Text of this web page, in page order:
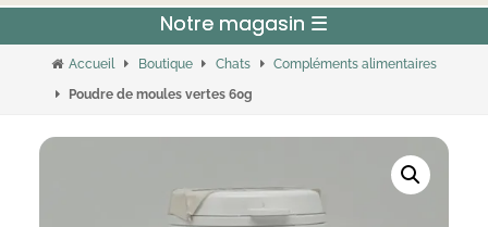
Accueil Boutique Chats
Compléments alimentaires
Poudre de moules vertes 60g